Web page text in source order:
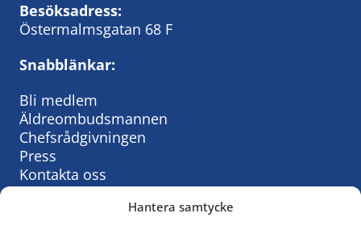
Hantera samtycke
Besöksadress:
Östermalmsgatan 68 F
Snabblänkar:
Bli medlem
Äldreombudsmannen
Chefsrådgivningen
Press
Kontakta oss